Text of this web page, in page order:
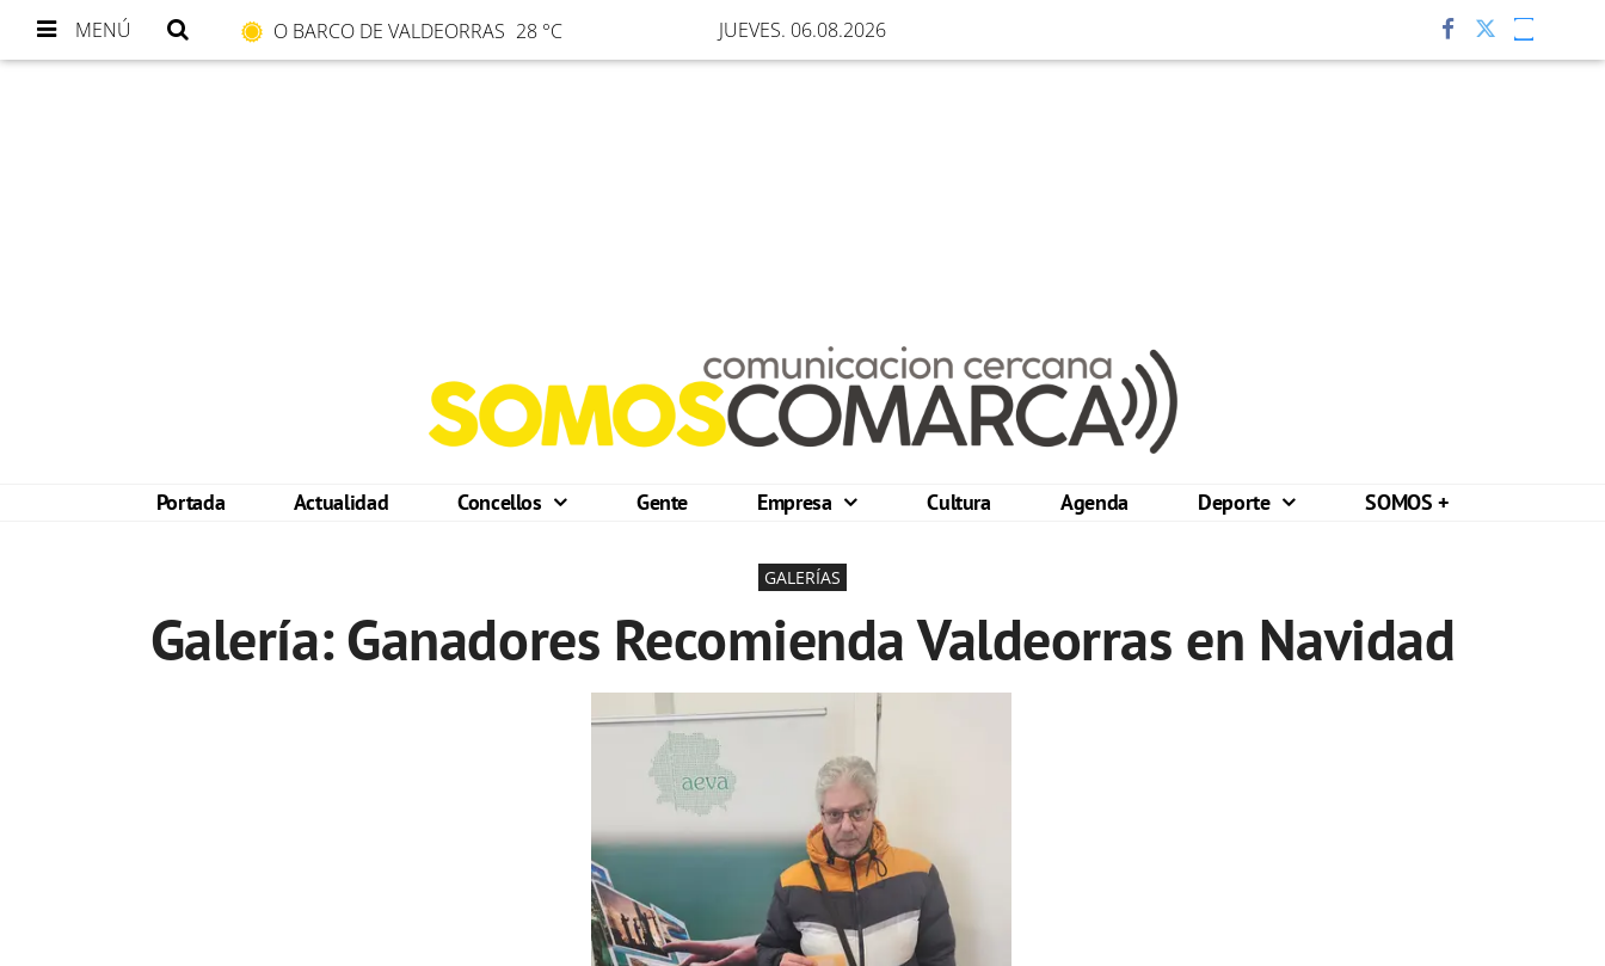
MENÚ O BARCO DE VALDEORRAS 28 °C JUEVES. 06.08.2026
Portada Actualidad Concellos Gente Empresa Cultura Agenda Deporte SOMOS +
GALERÍAS
Galería: Ganadores Recomienda Valdeorras en Navidad